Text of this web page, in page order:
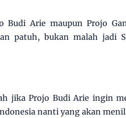
Budi Arie maupun Projo
patuh, bukan malah jadi
jika Projo Budi Arie ingin
nanti yang akan